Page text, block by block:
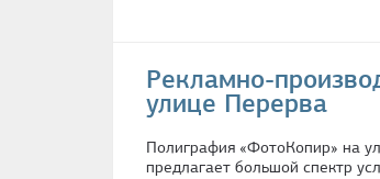
Рекламно-
улице Перерва
Полиграфия «ФотоКопир» на
предлагает большой спектр